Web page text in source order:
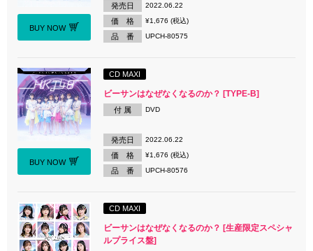
BUY NOW
発売日 2022.06.22
価 格 ¥1,676 (税込)
品 番 UPCH-80575
BUY NOW
CD MAXI
ビーサンはなぜなくなるのか？ [TYPE-B]
付 属 DVD
発売日 2022.06.22
価 格 ¥1,676 (税込)
品 番 UPCH-80576
CD MAXI
ビーサンはなぜなくなるのか？ [生産限定スペシャ
ルプライス盤]